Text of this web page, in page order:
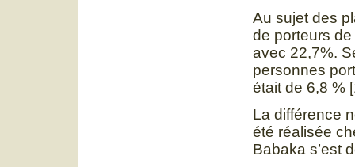
Au sujet des
de porteurs
avec 22,7%.
personnes
était de 6,8 %
La différence
été réalisée
Babaka s’est